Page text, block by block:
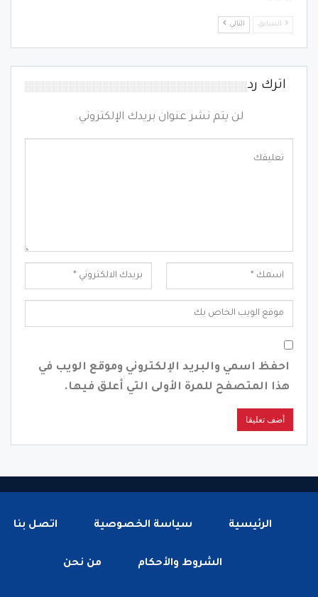
السابق التالي
اترك رد
لن يتم نشر عنوان بريدك الإلكتروني.
احفظ اسمي والبريد الإلكتروني وموقع الويب في
هذا المتصفح للمرة الأولى التي أعلق فيها.
الرئيسية سياسة الخصوصية اتصل بنا
الشروط والأحكام من نحن